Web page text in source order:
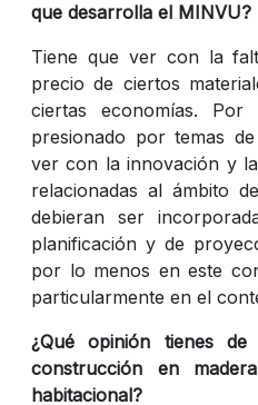
que desarrolla el MINVU?
Tiene que ver con la
precio de ciertos
ciertas economías.
presionado por temas
ver con la innovación y
relacionadas al ámbito
debieran ser
planificación y de
por lo menos en este
particularmente en el
¿Qué opinión tienes
construcción en
habitacional?